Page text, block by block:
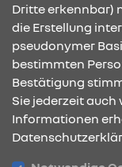
KONTAKT &
Dritte erkennbar)
die Erstellung
pseudonymer
bestimmten
Bestätigung
Sie jederzeit
Informationen